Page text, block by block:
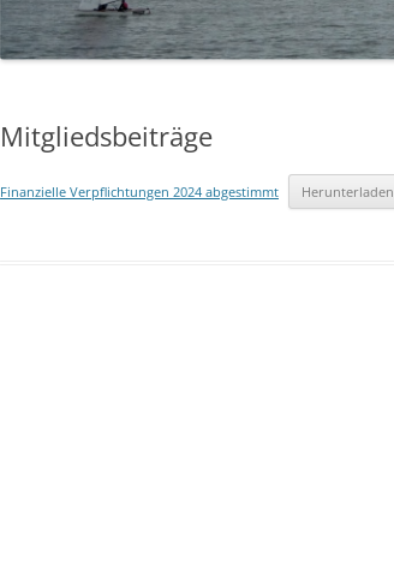
07.06.2014 PFINGSTREGATTA
Mitgliedsbeiträge
Finanzielle Verpflichtungen 2024 abgestimmt Herunterladen